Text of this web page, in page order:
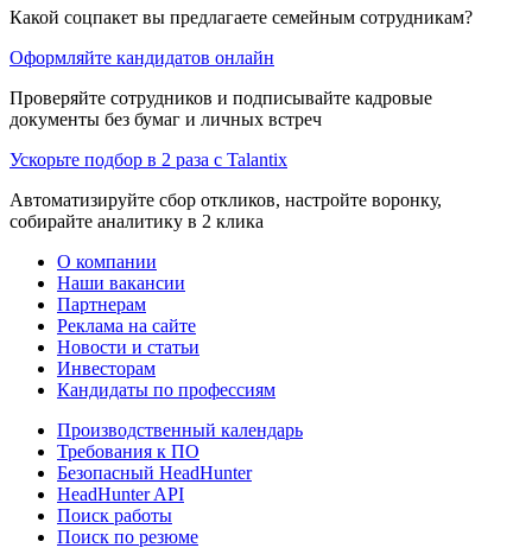
Какой соцпакет вы предлагаете семейным сотрудникам?
Оформляйте кандидатов онлайн
Проверяйте сотрудников и подписывайте кадровые
документы без бумаг и личных встреч
Ускорьте подбор в 2 раза с Talantix
Автоматизируйте сбор откликов, настройте воронку,
собирайте аналитику в 2 клика
О компании
Наши вакансии
Партнерам
Реклама на сайте
Новости и статьи
Инвесторам
Кандидаты по профессиям
Производственный календарь
Требования к ПО
Безопасный HeadHunter
HeadHunter API
Поиск работы
Поиск по резюме